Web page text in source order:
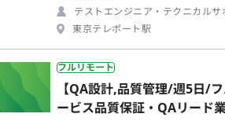
テストエンジニア・テクニカルサ
東京テレポート駅
フルリモート
【QA設計,品質管理/週5日/
ービス品質保証・QAリード